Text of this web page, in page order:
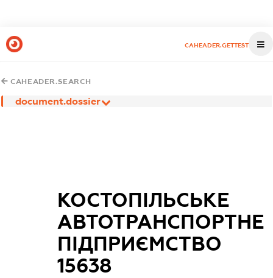
CAHEADER.GETTEST
CAHEADER.SEARCH
document.dossier
КОСТОПІЛЬСЬКЕ
АВТОТРАНСПОРТНЕ
ПІДПРИЄМСТВО
15638